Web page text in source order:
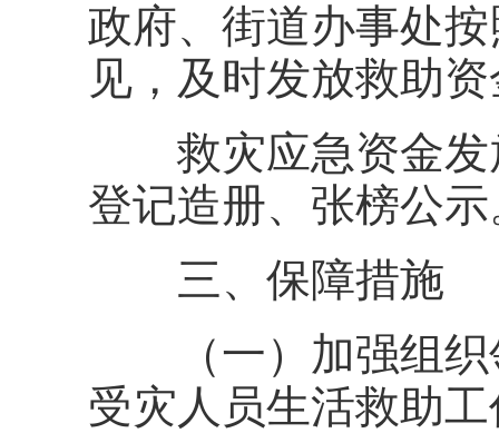
政府、街道办事处
见，及时发放救助
救灾应急资金发
登记造册、张榜公
三、保障措施
（一）加强组织
受灾人员生活救助